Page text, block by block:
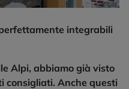
integrabili
Alpi, abbiamo già visto
consigliati. Anche questi